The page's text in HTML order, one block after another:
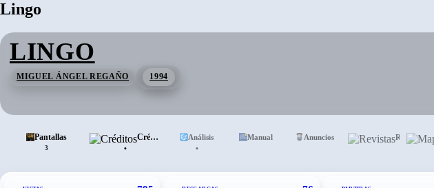
Lingo
LINGO
MIGUEL ÁNGEL REGAÑO 1994
Pantallas
3
Créditos
•
Análisis
•
Manual Anuncios